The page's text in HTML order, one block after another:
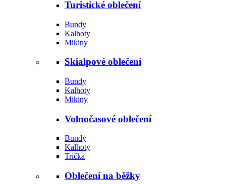
Turistické oblečení
Bundy
Kalhoty
Mikiny
Skialpové oblečení
Bundy
Kalhoty
Mikiny
Volnočasové oblečení
Bundy
Kalhoty
Trička
Oblečení na běžky